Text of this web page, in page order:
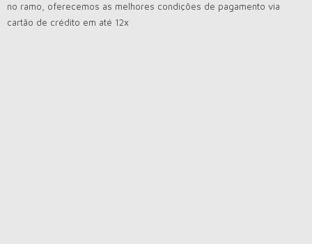
no ramo, oferecemos as melhores condições de pagamento via
cartão de crédito em até 12x